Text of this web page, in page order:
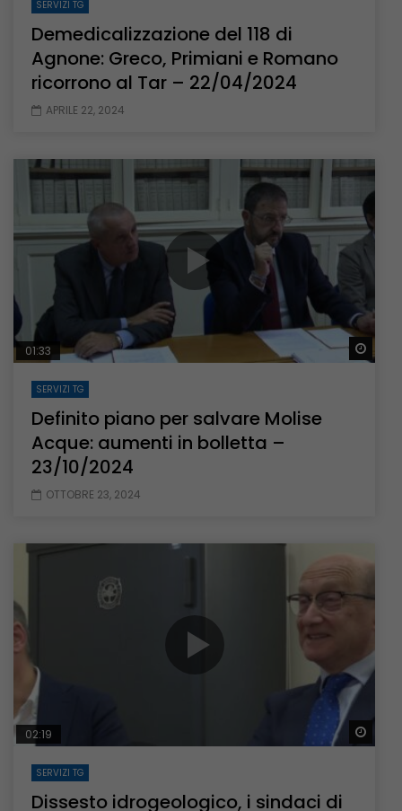
SERVIZI TG
Demedicalizzazione del 118 di
Agnone: Greco, Primiani e Romano
ricorrono al Tar – 22/04/2024
APRILE 22, 2024
01:33
SERVIZI TG
Definito piano per salvare Molise
Acque: aumenti in bolletta –
23/10/2024
OTTOBRE 23, 2024
02:19
SERVIZI TG
Dissesto idrogeologico, i sindaci di